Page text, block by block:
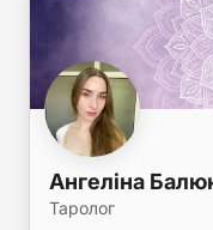
Ангеліна
Таролог